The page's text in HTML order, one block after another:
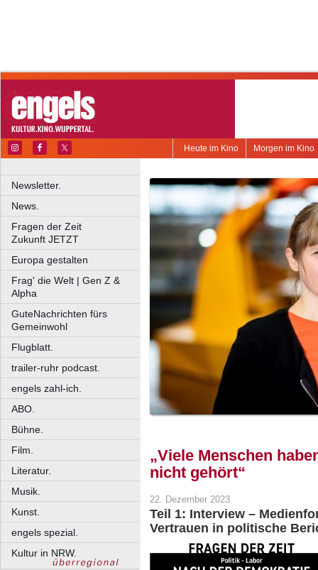
Morgen im Kino
Heute im Kino
Newsletter.
News.
Fragen der Zeit
Zukunft JETZT
Europa gestalten
Frag' die Welt | Gen Z &
Alpha
GuteNachrichten fürs
Gemeinwohl
Flugblatt.
trailer-ruhr podcast.
engels zahl-ich.
ABO.
Bühne.
Film.
Literatur.
Musik.
Kunst.
engels spezial.
Kultur in NRW.
„Viele Menschen
nicht gehört“
22. Dezember 2023
Teil 1: Interview –
Vertrauen in politische